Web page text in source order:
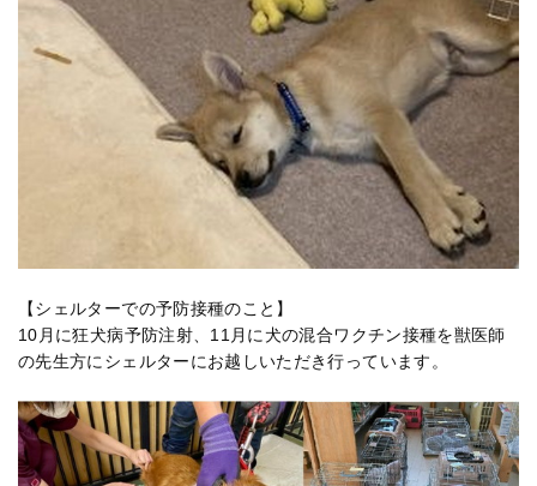
【シェルターでの予防接種のこと】
10月に狂犬病予防注射、11月に犬の混合ワクチン接種を獣医師
の先生方にシェルターにお越しいただき行っています。